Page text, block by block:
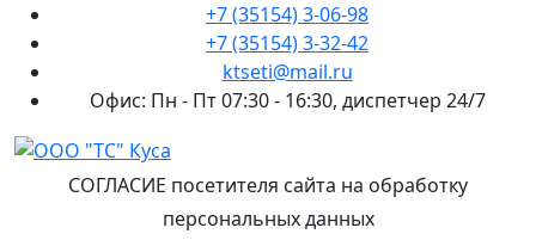
+7 (35154) 3-06-98
+7 (35154) 3-32-42
ktseti@mail.ru
Офис: Пн - Пт 07:30 - 16:30, диспетчер 24/7
СОГЛАСИЕ посетителя сайта на обработку
персональных данных